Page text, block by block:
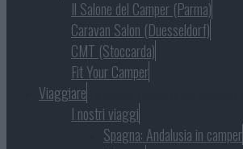
Il Salone del Camper (Parma)
Caravan Salon (Duesseldorf)
CMT (Stoccarda)
Fit Your Camper
Viaggiare
I nostri viaggi
Spagna: Andalusia in camper